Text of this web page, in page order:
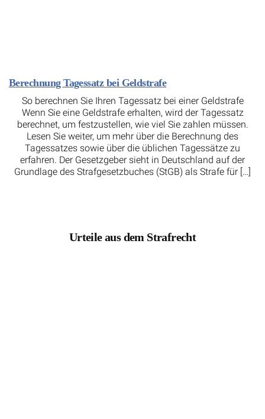
Berechnung Tagessatz bei Geldstrafe
So berechnen Sie Ihren Tagessatz bei einer Geldstrafe
Wenn Sie eine Geldstrafe erhalten, wird der Tagessatz
berechnet, um festzustellen, wie viel Sie zahlen müssen.
Lesen Sie weiter, um mehr über die Berechnung des
Tagessatzes sowie über die üblichen Tagessätze zu
erfahren. Der Gesetzgeber sieht in Deutschland auf der
Grundlage des Strafgesetzbuches (StGB) als Strafe für […]
Urteile aus dem Strafrecht